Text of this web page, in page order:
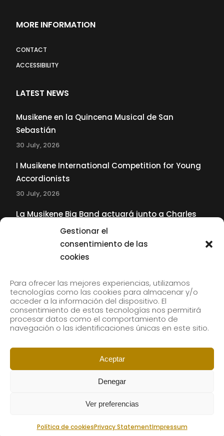
Gestionar el
consentimiento de las
cookies
Para ofrecer las mejores experiencias, utilizamos
tecnologías como las cookies para almacenar y/o
acceder a la información del dispositivo. El
consentimiento de estas tecnologías nos permitirá
procesar datos como el comportamiento de
navegación o las identificaciones únicas en este sitio.
Aceptar
Denegar
Ver preferencias
Política de cookiesPrivacy StatementImpressum
MORE INFORMATION
CONTACT
ACCESSIBILITY
LATEST NEWS
Musikene en la Quincena Musical de San
Sebastián
30 July, 2026
I Musikene International Competition for Young
Accordionists
30 July, 2026
La Musikene Big Band actuará junto a Charles
Tolliver en el 61 Jazzaldia
Subscribe to our newsletter to receive our news by
email.